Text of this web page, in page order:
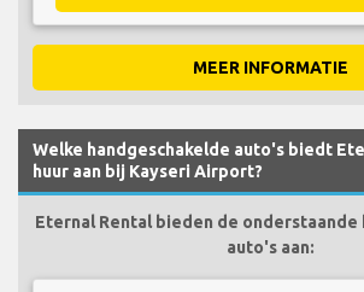
MEER INFORMATIE
Welke handgeschakelde auto's biedt
huur aan bij Kayseri Airport?
Eternal Rental bieden de onderstaande
auto's aan: